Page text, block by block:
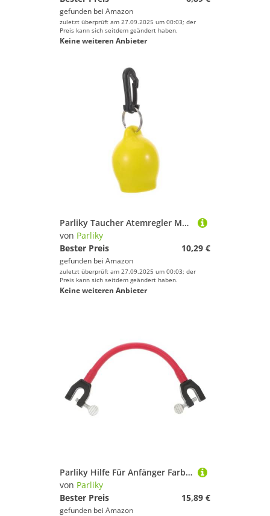
gefunden bei Amazon
zuletzt überprüft am 27.09.2025 um 00:03; der
Preis kann sich seitdem geändert haben.
Keine weiteren Anbieter
Parliky Taucher Atemregler Mundstückschutz PVC mit Schnellverschluss Schnorchelhalter Schützt Reglerbissstück vor Abrieb für Langlebigen Gebrauch Beim Tauchen
von Parliky
Bester Preis
10,29 €
gefunden bei Amazon
zuletzt überprüft am 27.09.2025 um 00:03; der
Preis kann sich seitdem geändert haben.
Keine weiteren Anbieter
Parliky Hilfe Für Anfänger Farbherstellungs TIPP Für Grundlegende Anschlüsse Lehrt Kontrolle Zufällige Ski Einfaches Drehtraining Zufällige Farbe
von Parliky
Bester Preis
15,89 €
gefunden bei Amazon